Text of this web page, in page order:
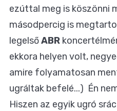
ezúttal meg is köszönni
másodpercig is
legelsőABR
ekkora helyen volt,
amire folyamatosan
ugráltak befelé...) Én
Hiszen az egyik ugró